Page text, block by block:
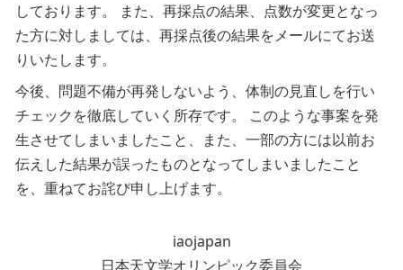
しております。 また、再採点の結果、点数が変更となっ
た方に対しましては、再採点後の結果をメールにてお送
りいたします。
今後、問題不備が再発しないよう、体制の見直しを行い
チェックを徹底していく所存です。 このような事案を発
生させてしまいましたこと、また、一部の方には以前お
伝えした結果が誤ったものとなってしまいましたこと
を、重ねてお詫び申し上げます。
iaojapan
日本天文学オリンピック委員会